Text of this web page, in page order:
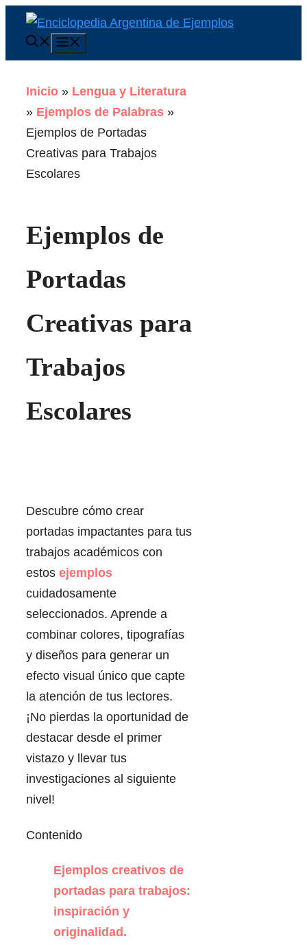
Saltar
contenido
Inicio » Lengua y Literatura
» Ejemplos de Palabras »
Ejemplos de Portadas
Creativas para Trabajos
Escolares
Ejemplos de
Portadas
Creativas para
Trabajos
Escolares
Descubre cómo crear
portadas impactantes para tus
trabajos académicos con
estos ejemplos
cuidadosamente
seleccionados. Aprende a
combinar colores, tipografías
y diseños para generar un
efecto visual único que capte
la atención de tus lectores.
¡No pierdas la oportunidad de
destacar desde el primer
vistazo y llevar tus
investigaciones al siguiente
nivel!
Contenido
Ejemplos creativos de
portadas para trabajos:
inspiración y
originalidad.